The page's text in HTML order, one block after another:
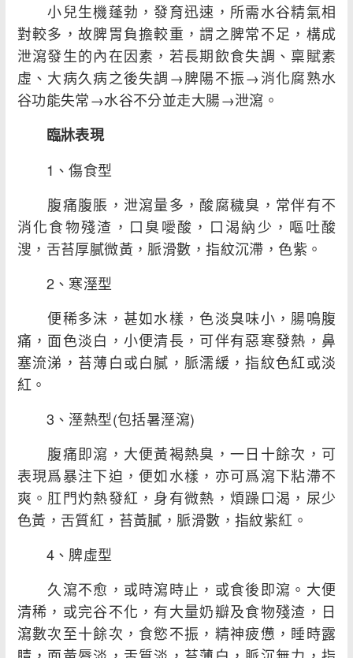
小兒生機蓬勃，發育迅速，所需水谷精氣相
對較多，故脾胃負擔較重，謂之脾常不足，構成
泄瀉發生的內在因素，若長期飲食失調、稟賦素
虛、大病久病之後失調→脾陽不振→消化腐熟水
谷功能失常→水谷不分並走大腸→泄瀉。
臨牀表現
1、傷食型
腹痛腹脹，泄瀉量多，酸腐穢臭，常伴有不
消化食物殘渣，口臭噯酸，口渴納少，嘔吐酸
溲，舌苔厚膩微黃，脈滑數，指紋沉滯，色紫。
2、寒溼型
便稀多沫，甚如水樣，色淡臭味小，腸鳴腹
痛，面色淡白，小便清長，可伴有惡寒發熱，鼻
塞流涕，苔薄白或白膩，脈濡緩，指紋色紅或淡
紅。
3、溼熱型(包括暑溼瀉)
腹痛即瀉，大便黃褐熱臭，一日十餘次，可
表現爲暴注下迫，便如水樣，亦可爲瀉下粘滯不
爽。肛門灼熱發紅，身有微熱，煩躁口渴，尿少
色黃，舌質紅，苔黃膩，脈滑數，指紋紫紅。
4、脾虛型
久瀉不愈，或時瀉時止，或食後即瀉。大便
清稀，或完谷不化，有大量奶瓣及食物殘渣，日
瀉數次至十餘次，食慾不振，精神疲憊，睡時露